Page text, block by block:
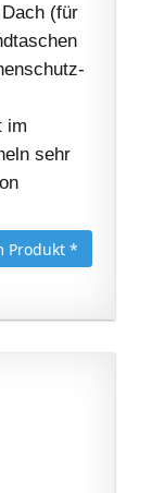
(für
im
sehr
Produkt *